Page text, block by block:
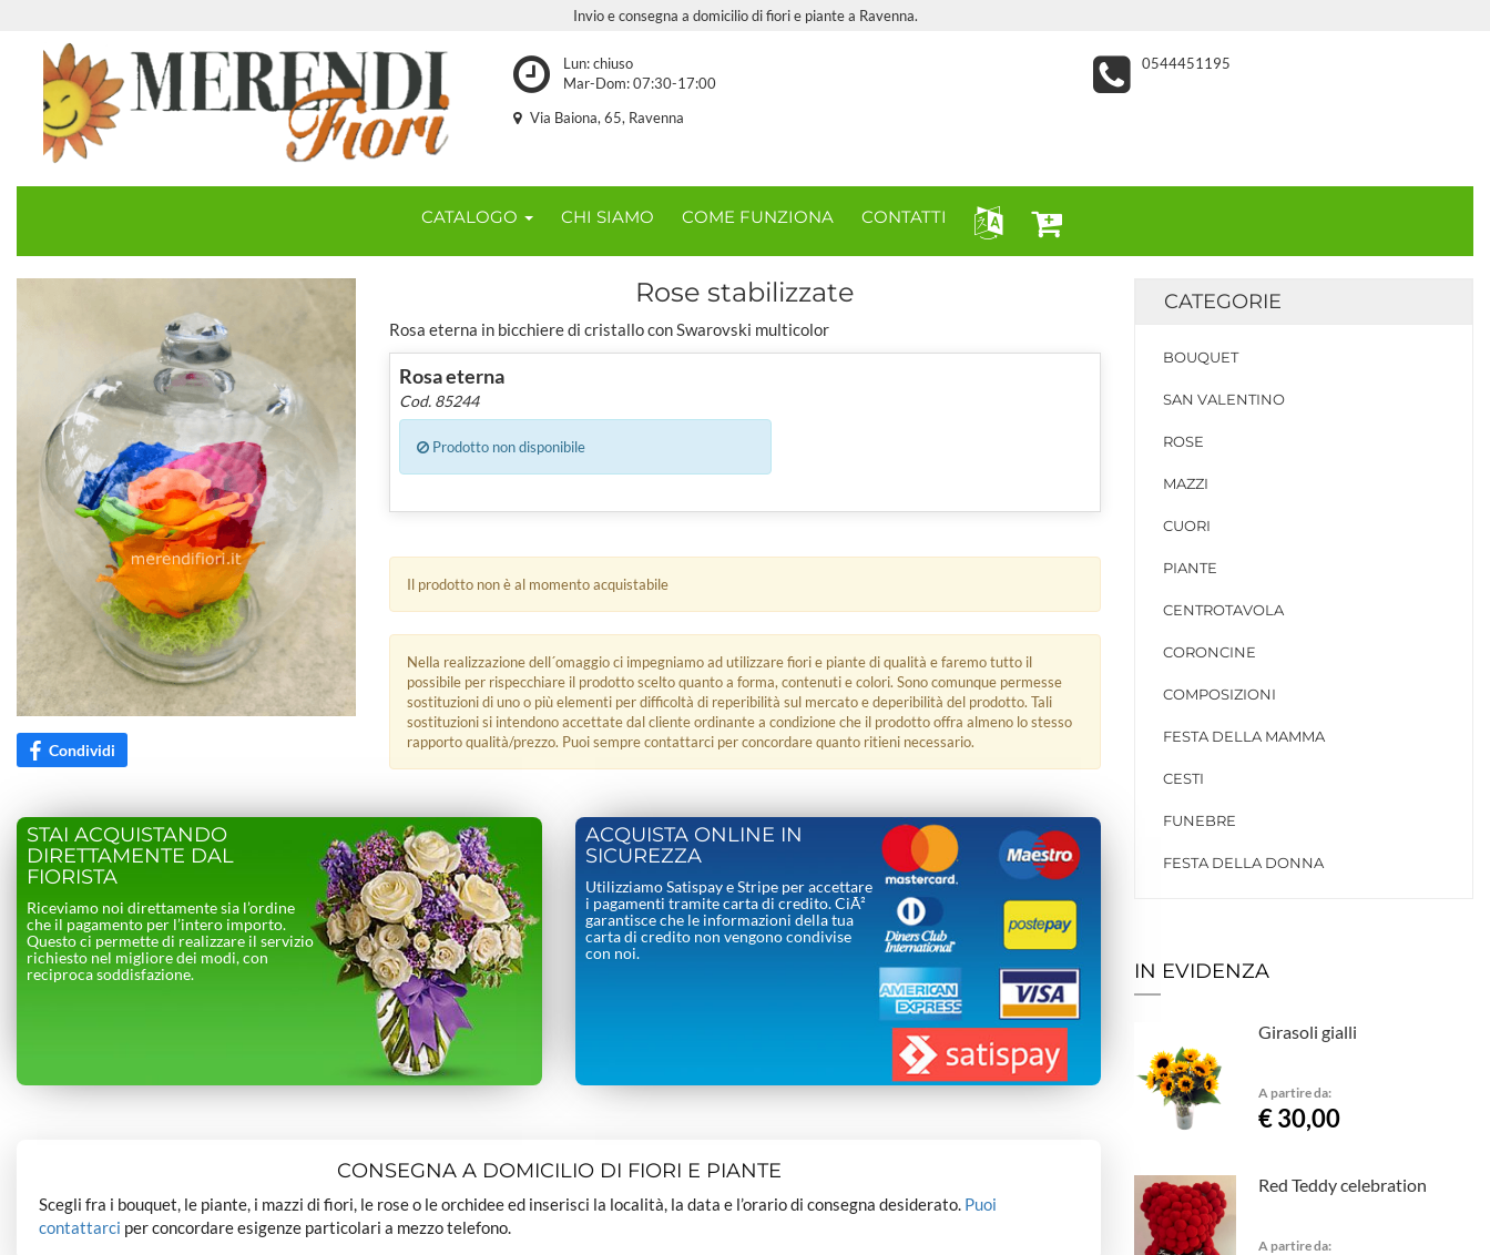
Invio e consegna a domicilio di fiori e piante a Ravenna.
Lun: chiuso
Mar-Dom: 07:30-17:00
0544451195
Via Baiona, 65, Ravenna
CATALOGO CHI SIAMO COME FUNZIONA CONTATTI
Condividi
Rose stabilizzate
Rosa eterna in bicchiere di cristallo con Swarovski multicolor
Rosa eterna
Cod. 85244
Prodotto non disponibile
Il prodotto non è al momento acquistabile
Nella realizzazione dell´omaggio ci impegniamo ad utilizzare fiori e piante di qualità e faremo tutto il
possibile per rispecchiare il prodotto scelto quanto a forma, contenuti e colori. Sono comunque permesse
sostituzioni di uno o più elementi per difficoltà di reperibilità sul mercato e deperibilità del prodotto. Tali
sostituzioni si intendono accettate dal cliente ordinante a condizione che il prodotto offra almeno lo stesso
rapporto qualità/prezzo. Puoi sempre contattarci per concordare quanto ritieni necessario.
STAI ACQUISTANDO
DIRETTAMENTE DAL
FIORISTA
Riceviamo noi direttamente sia l’ordine
che il pagamento per l’intero importo.
Questo ci permette di realizzare il servizio
richiesto nel migliore dei modi, con
reciproca soddisfazione.
ACQUISTA ONLINE IN
SICUREZZA
Utilizziamo Satispay e Stripe per accettare
i pagamenti tramite carta di credito. CiÃ²
garantisce che le informazioni della tua
carta di credito non vengono condivise
con noi.
CONSEGNA A DOMICILIO DI FIORI E PIANTE
Scegli fra i bouquet, le piante, i mazzi di fiori, le rose o le orchidee ed inserisci la località, la data e l’orario di consegna desiderato. Puoi
contattarci per concordare esigenze particolari a mezzo telefono.
CATEGORIE
BOUQUET
SAN VALENTINO
ROSE
MAZZI
CUORI
PIANTE
CENTROTAVOLA
CORONCINE
COMPOSIZIONI
FESTA DELLA MAMMA
CESTI
FUNEBRE
FESTA DELLA DONNA
IN EVIDENZA
Girasoli gialli
A partire da:
€ 30,00
Red Teddy celebration
A partire da: